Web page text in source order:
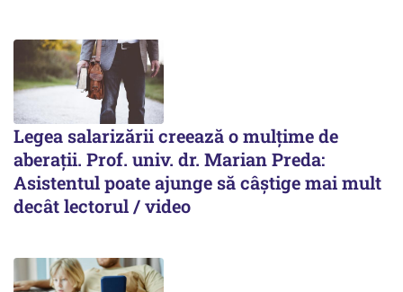
Legea salarizării creează o mulțime de
aberații. Prof. univ. dr. Marian Preda:
Asistentul poate ajunge să câștige mai mult
decât lectorul / video